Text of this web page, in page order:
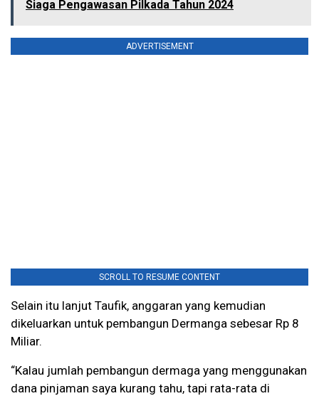
Siaga Pengawasan Pilkada Tahun 2024
ADVERTISEMENT
SCROLL TO RESUME CONTENT
Selain itu lanjut Taufik, anggaran yang kemudian
dikeluarkan untuk pembangun Dermanga sebesar Rp 8
Miliar.
“Kalau jumlah pembangun dermaga yang menggunakan
dana pinjaman saya kurang tahu, tapi rata-rata di